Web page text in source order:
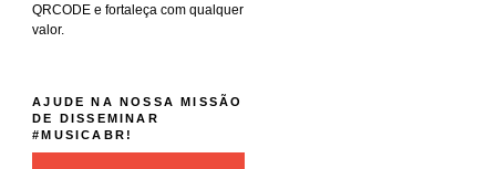
QRCODE e fortaleça com qualquer
valor.
AJUDE NA NOSSA MISSÃO
DE DISSEMINAR
#MUSICABR!